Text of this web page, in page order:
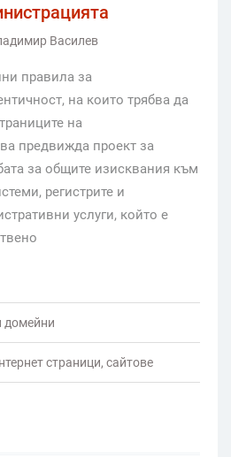
Василев
правила за
на които трябва да
на
предвижда проект за
за общите изисквания към
регистрите и
услуги, който е
домейни
страници, сайтове